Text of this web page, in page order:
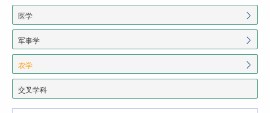
医学
军事学
农学
交叉学科